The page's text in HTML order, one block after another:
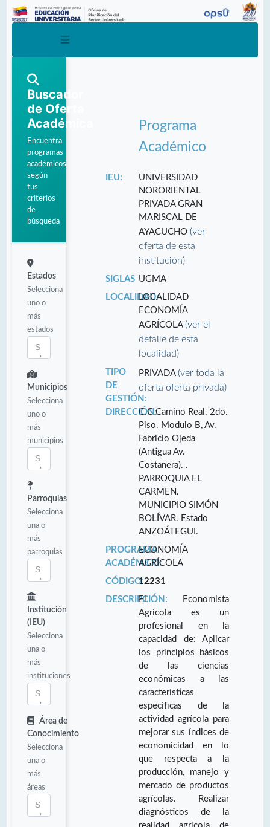
Buscador
de Oferta
Académica
Encuentra
programas
académicos
según
tus
criterios
de
búsqueda
Estados
Selecciona
uno o
más
estados
Municipios
Selecciona
uno o
más
municipios
Parroquias
Selecciona
una o
más
parroquias
Institución
(IEU)
Selecciona
una o
más
instituciones
Área de
Conocimiento
Selecciona
una o
más
áreas
Programa
Académico
IEU:
UNIVERSIDAD
NORORIENTAL
PRIVADA GRAN
MARISCAL DE
AYACUCHO(ver
oferta de esta
institución)
SIGLAS UGMA
LOCALIDAD:LOCALIDAD
ECONOMÍA
AGRÍCOLA(ver el
detalle de esta
localidad)
TIPO
DE
GESTIÓN:
PRIVADA(ver toda la
oferta oferta privada)
DIRECCIÓN:C.C.Camino Real. 2do.
Piso. Modulo B, Av.
Fabricio Ojeda
(Antigua Av.
Costanera). .
PARROQUIA EL
CARMEN.
MUNICIPIO SIMÓN
BOLÍVAR. Estado
ANZOÁTEGUI.
PROGRAMA
ACADÉMICO:
ECONOMÍA
AGRÍCOLA
CÓDIGO:12231
DESCRIPCIÓN:El Economista
Agrícola es un
profesional en la
capacidad de: Aplicar
los principios básicos
de las ciencias
económicas a las
características
específicas de la
actividad agrícola para
mejorar sus índices de
economicidad en lo
que respecta a la
producción, manejo y
mercado de productos
agrícolas. Realizar
diagnósticos de la